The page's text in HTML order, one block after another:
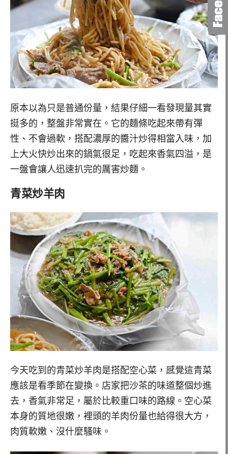
原本以為只是普通份量，結果仔細一看發現量其實
挺多的，整盤非常實在。它的麵條吃起來帶有彈
性、不會過軟，搭配濃厚的醬汁炒得相當入味，加
上大火快炒出來的鍋氣很足，吃起來香氣四溢，是
一盤會讓人迅速扒完的厲害炒麵。
青菜炒羊肉
今天吃到的青菜炒羊肉是搭配空心菜，感覺這青菜
應該是看季節在變換。店家把沙茶的味道整個炒進
去，香氣非常足，屬於比較重口味的路線。空心菜
本身的質地很嫩，裡頭的羊肉份量也給得很大方，
肉質軟嫩、沒什麼騷味。